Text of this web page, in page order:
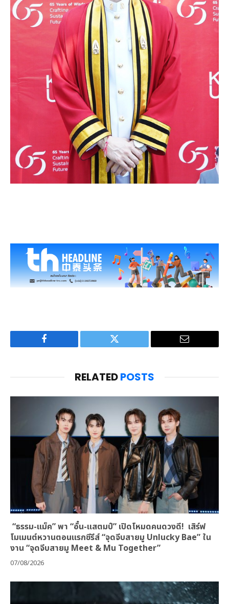
Facebook Twitter Email
RELATEDPOSTS
“ธรรม-แม็ค” พา “อั๋น-แสตมป์” เปิดโหมดคนดวงดี! เสิร์ฟ
โมเมนต์หวานตอนแรกซีรีส์ “จุดจีบสายมู Unlucky Bae” ใน
งาน “จุดจีบสายมู Meet & Mu Together”
07/08/2026